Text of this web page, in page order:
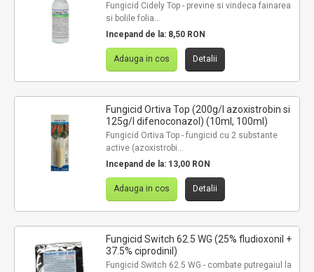
Fungicid Cidely Top - previne si vindeca fainarea
si bolile folia...
Incepand de la: 8,50 RON
Adauga in cos Detalii
Fungicid Ortiva Top (200g/l azoxistrobin si
125g/l difenoconazol) (10ml, 100ml)
Fungicid Ortiva Top - fungicid cu 2 substante
active (azoxistrobi...
Incepand de la: 13,00 RON
Adauga in cos Detalii
Fungicid Switch 62.5 WG (25% fludioxonil +
37.5% ciprodinil)
Fungicid Switch 62.5 WG - combate putregaiul la